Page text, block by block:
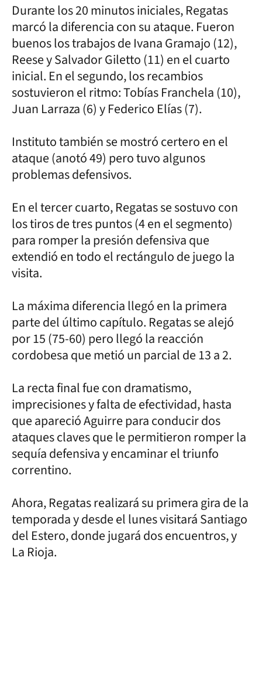
Durante los 20 minutos iniciales, Regatas
marcó la diferencia con su ataque. Fueron
buenos los trabajos de Ivana Gramajo (12),
Reese y Salvador Giletto (11) en el cuarto
inicial. En el segundo, los recambios
sostuvieron el ritmo: Tobías Franchela (10),
Juan Larraza (6) y Federico Elías (7).
Instituto también se mostró certero en el
ataque (anotó 49) pero tuvo algunos
problemas defensivos.
En el tercer cuarto, Regatas se sostuvo con
los tiros de tres puntos (4 en el segmento)
para romper la presión defensiva que
extendió en todo el rectángulo de juego la
visita.
La máxima diferencia llegó en la primera
parte del último capítulo. Regatas se alejó
por 15 (75-60) pero llegó la reacción
cordobesa que metió un parcial de 13 a 2.
La recta final fue con dramatismo,
imprecisiones y falta de efectividad, hasta
que apareció Aguirre para conducir dos
ataques claves que le permitieron romper la
sequía defensiva y encaminar el triunfo
correntino.
Ahora, Regatas realizará su primera gira de la
temporada y desde el lunes visitará Santiago
del Estero, donde jugará dos encuentros, y
La Rioja.